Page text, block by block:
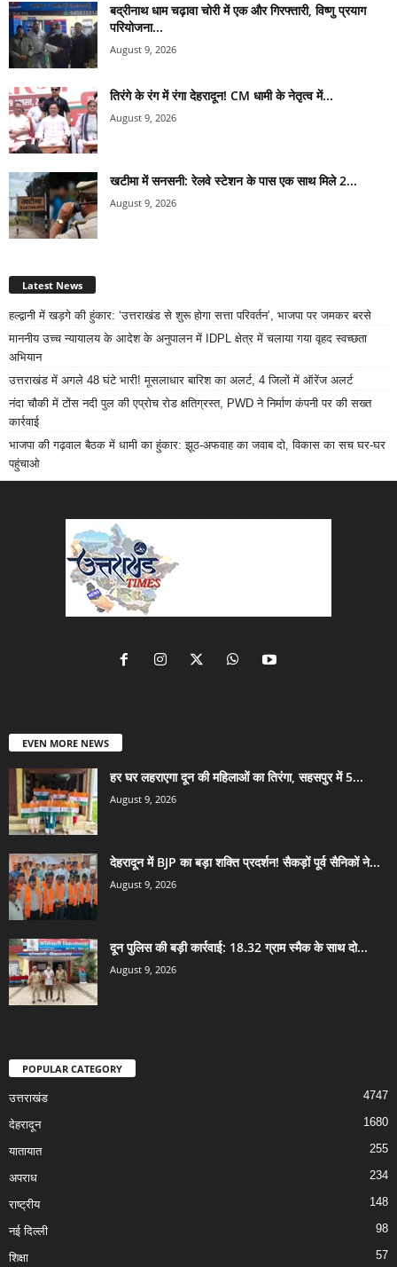
बद्रीनाथ धाम चढ़ावा चोरी में एक और गिरफ्तारी, विष्णु प्रयाग
परियोजना...
August 9, 2026
तिरंगे के रंग में रंगा देहरादून! CM धामी के नेतृत्व में...
August 9, 2026
खटीमा में सनसनी: रेलवे स्टेशन के पास एक साथ मिले 2...
August 9, 2026
Latest News
हल्द्वानी में खड़गे की हुंकार: ‘उत्तराखंड से शुरू होगा सत्ता परिवर्तन’, भाजपा पर जमकर बरसे
माननीय उच्च न्यायालय के आदेश के अनुपालन में IDPL क्षेत्र में चलाया गया वृहद स्वच्छता
अभियान
उत्तराखंड में अगले 48 घंटे भारी! मूसलाधार बारिश का अलर्ट, 4 जिलों में ऑरेंज अलर्ट
नंदा चौकी में टोंस नदी पुल की एप्रोच रोड क्षतिग्रस्त, PWD ने निर्माण कंपनी पर की सख्त
कार्रवाई
भाजपा की गढ़वाल बैठक में धामी का हुंकार: झूठ-अफवाह का जवाब दो, विकास का सच घर-घर
पहुंचाओ
EVEN MORE NEWS
हर घर लहराएगा दून की महिलाओं का तिरंगा, सहसपुर में 5...
August 9, 2026
देहरादून में BJP का बड़ा शक्ति प्रदर्शन! सैकड़ों पूर्व सैनिकों ने...
August 9, 2026
दून पुलिस की बड़ी कार्रवाई: 18.32 ग्राम स्मैक के साथ दो...
August 9, 2026
POPULAR CATEGORY
उत्तराखंड 4747
देहरादून 1680
यातायात 255
अपराध 234
राष्ट्रीय 148
नई दिल्ली 98
शिक्षा 57